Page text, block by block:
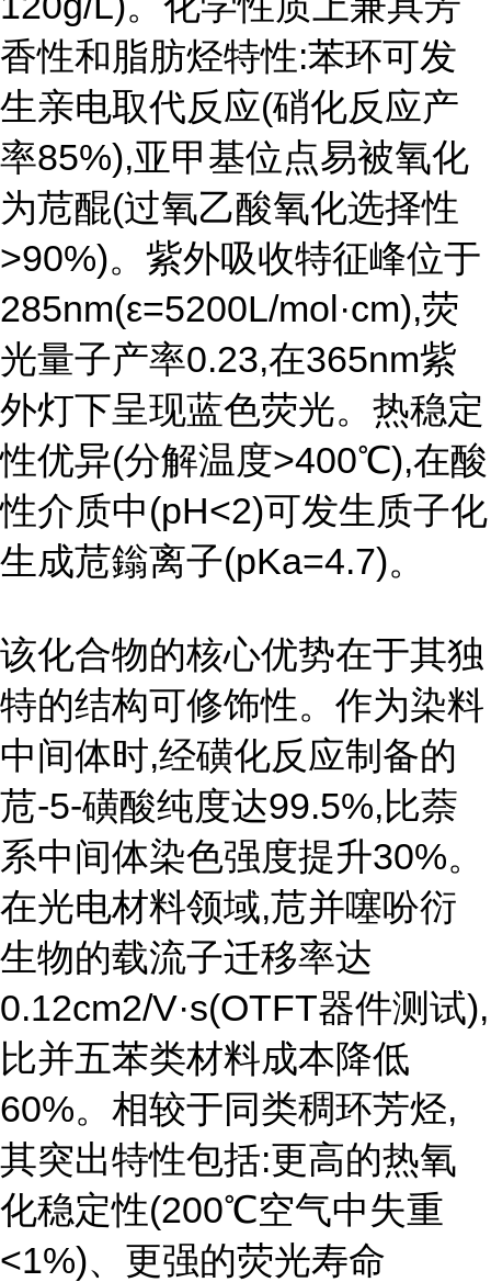
香性和脂肪烃特性:苯环可发
生亲电取代反应(硝化反应产
率85%),亚甲基位点易被氧化
为苊醌(过氧乙酸氧化选择性
>90%)。紫外吸收特征峰位于
285nm(ε=5200L/mol·cm),荧
光量子产率0.23,在365nm紫
外灯下呈现蓝色荧光。热稳定
性优异(分解温度>400℃),在酸
性介质中(pH<2)可发生质子化
生成苊鎓离子(pKa=4.7)。
该化合物的核心优势在于其独
特的结构可修饰性。作为染料
中间体时,经磺化反应制备的
苊-5-磺酸纯度达99.5%,比萘
系中间体染色强度提升30%。
在光电材料领域,苊并噻吩衍
生物的载流子迁移率达
0.12cm2/V·s(OTFT器件测试),
比并五苯类材料成本降低
60%。相较于同类稠环芳烃,
其突出特性包括:更高的热氧
化稳定性(200℃空气中失重
<1%)、更强的荧光寿命